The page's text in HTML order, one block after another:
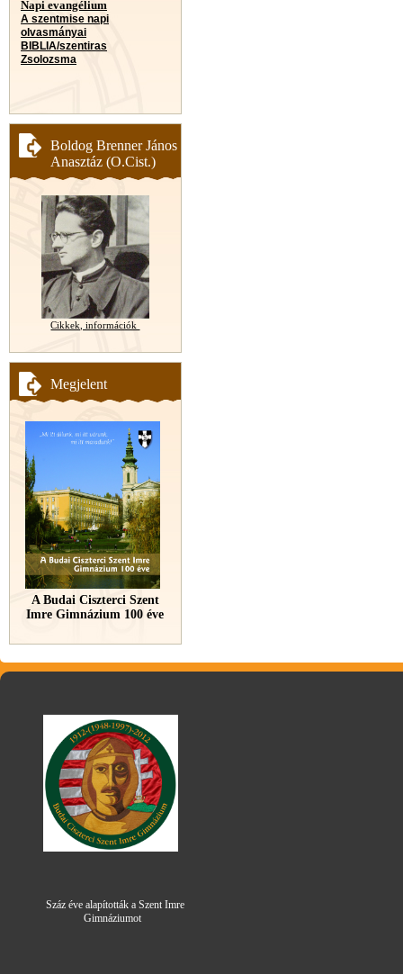
Napi evangélium
A szentmise napi
olvasmányai
BIBLIA/szentiras
Zsolozsma
Boldog Brenner János
Anasztáz (O.Cist.)
Cikkek, információk
Megjelent
A Budai Ciszterci Szent
Imre Gimnázium 100 éve
Száz éve alapították a Szent Imre
Gimnáziumot